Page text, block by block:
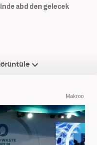
abd den gelecek
Makroo